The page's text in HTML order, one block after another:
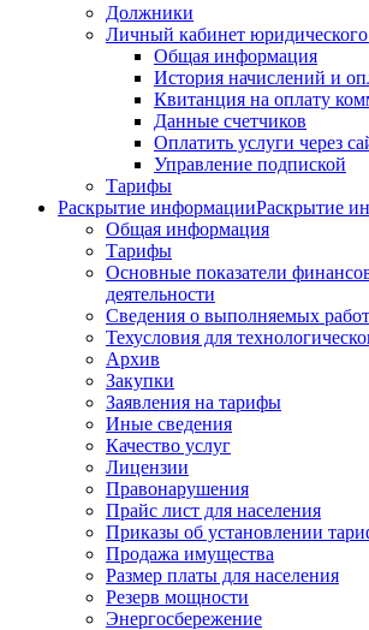
Должники
Личный кабинет
Общая информация
История начислений и
Квитанция на оплату
Данные счетчиков
Оплатить услуги через
Управление подпиской
Тарифы
Раскрытие информацииРаскрытие
Общая информация
Тарифы
Основные показатели
деятельности
Сведения о выполняемых
Техусловия для
Архив
Закупки
Заявления на тарифы
Иные сведения
Качество услуг
Лицензии
Правонарушения
Прайс лист для населения
Приказы об установлении
Продажа имущества
Размер платы для населения
Резерв мощности
Энергосбережение